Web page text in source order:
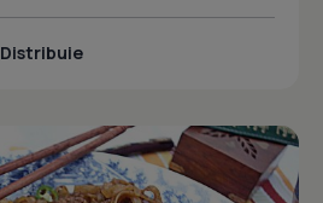
Distribuie